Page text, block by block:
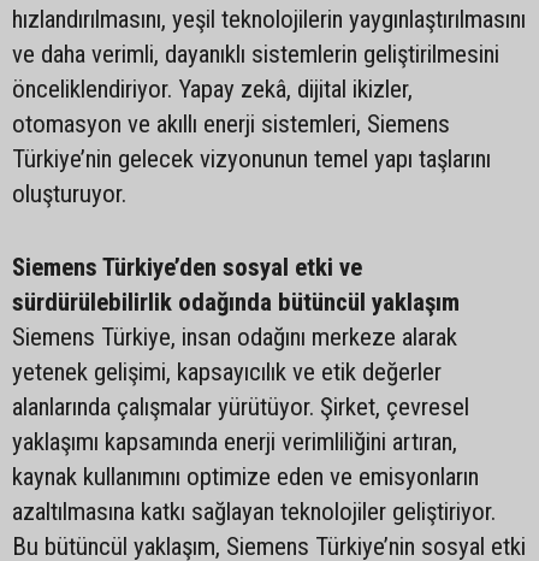
hızlandırılmasını, yeşil teknolojilerin yaygınlaştırılmasını
ve daha verimli, dayanıklı sistemlerin geliştirilmesini
önceliklendiriyor. Yapay zekâ, dijital ikizler,
otomasyon ve akıllı enerji sistemleri, Siemens
Türkiye’nin gelecek vizyonunun temel yapı taşlarını
oluşturuyor.
Siemens Türkiye’den sosyal etki ve
sürdürülebilirlik odağında bütüncül yaklaşım
Siemens Türkiye, insan odağını merkeze alarak
yetenek gelişimi, kapsayıcılık ve etik değerler
alanlarında çalışmalar yürütüyor. Şirket, çevresel
yaklaşımı kapsamında enerji verimliliğini artıran,
kaynak kullanımını optimize eden ve emisyonların
azaltılmasına katkı sağlayan teknolojiler geliştiriyor.
Bu bütüncül yaklaşım, Siemens Türkiye’nin sosyal etki